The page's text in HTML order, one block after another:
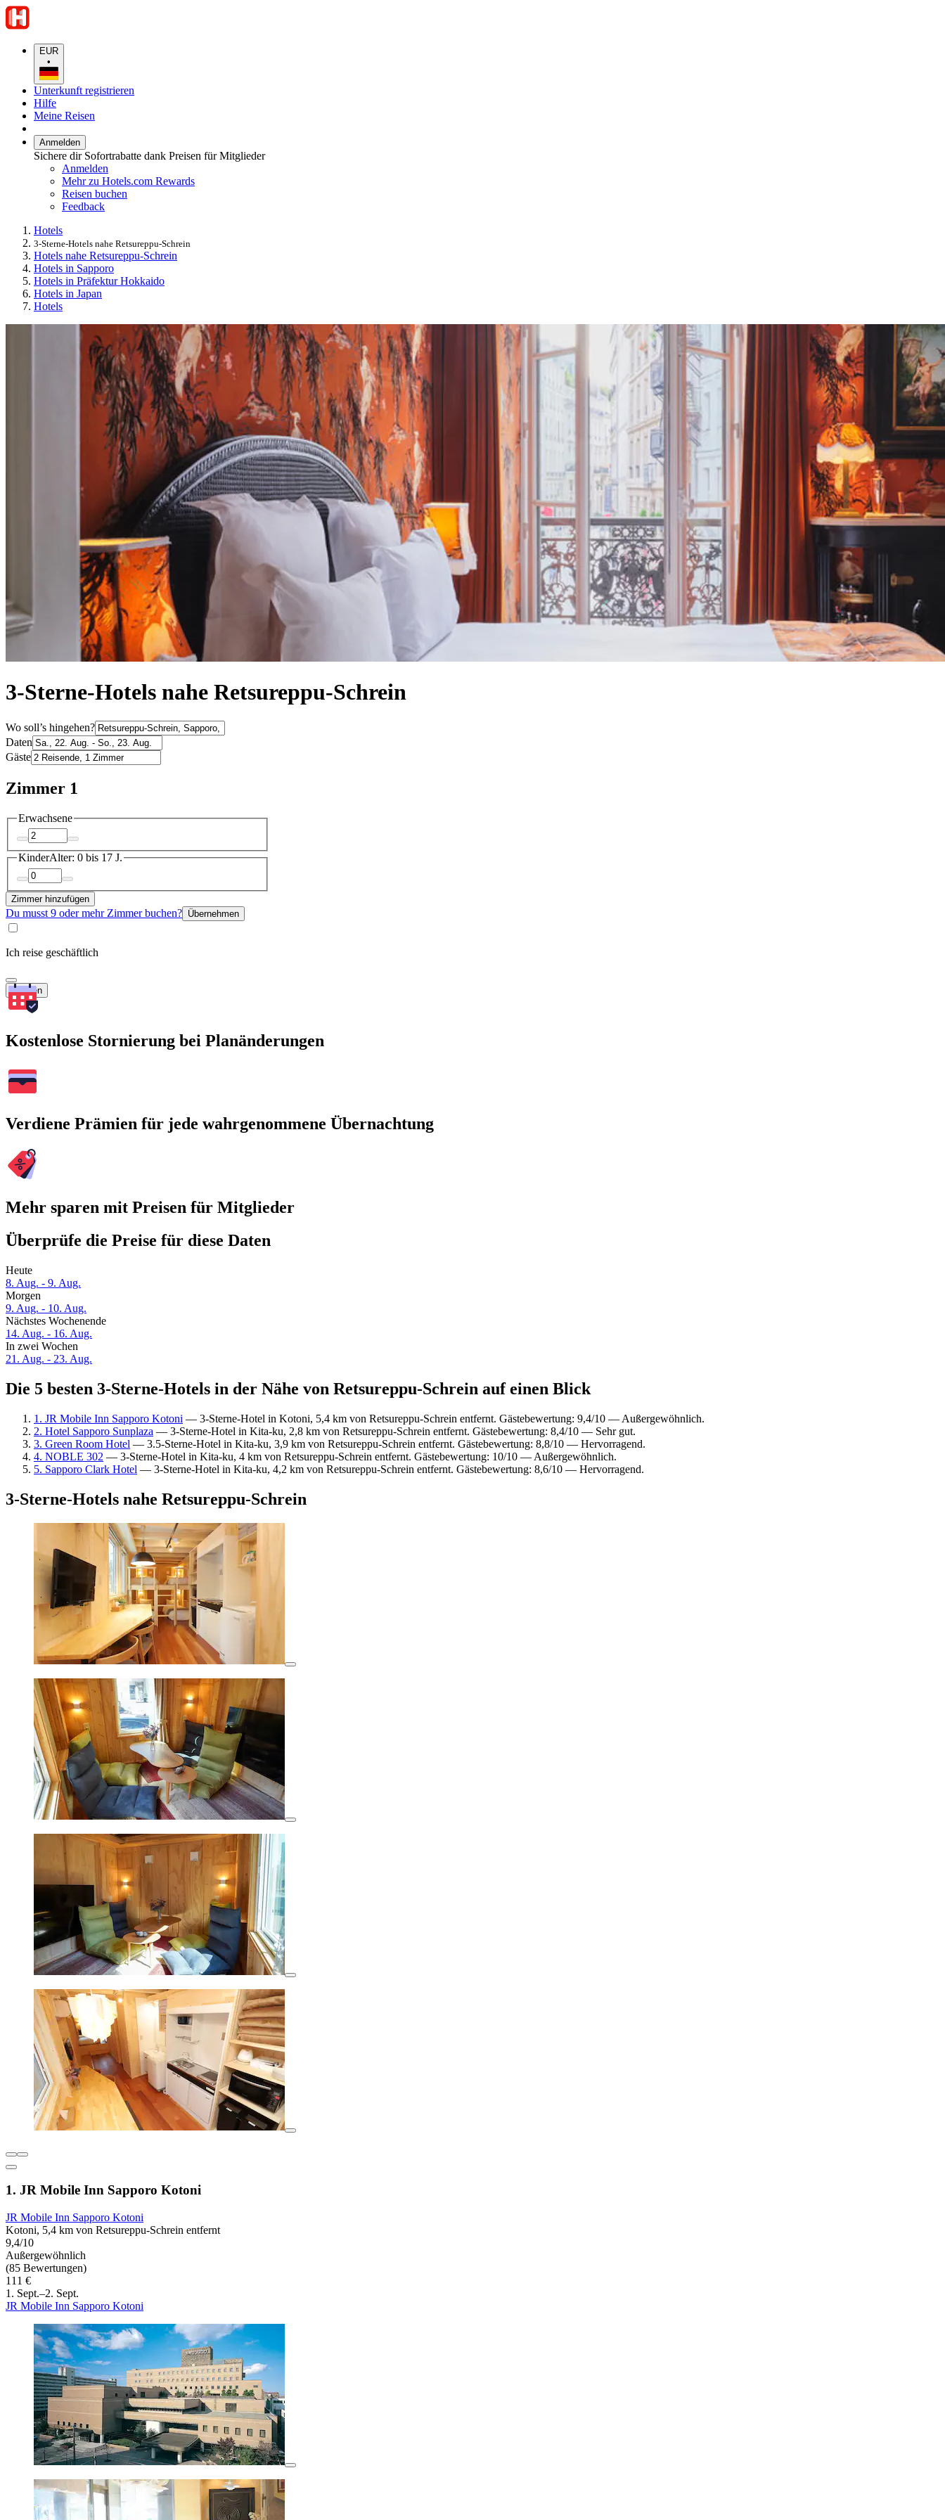
EUR
•
Unterkunft registrieren
Hilfe
Meine Reisen
Anmelden
Sichere dir Sofortrabatte dank Preisen für Mitglieder
Anmelden
Mehr zu Hotels.com Rewards
Reisen buchen
Feedback
Hotels
3-Sterne-Hotels nahe Retsureppu-Schrein
Hotels nahe Retsureppu-Schrein
Hotels in Sapporo
Hotels in Präfektur Hokkaido
Hotels in Japan
Hotels
3-Sterne-Hotels nahe Retsureppu-Schrein
Wo soll’s hingehen?
Daten
Gäste
Zimmer 1
Erwachsene
KinderAlter: 0 bis 17 J.
Zimmer hinzufügen
Du musst 9 oder mehr Zimmer buchen? Übernehmen
Ich reise geschäftlich
Suchen
Kostenlose Stornierung bei Planänderungen
Verdiene Prämien für jede wahrgenommene Übernachtung
Mehr sparen mit Preisen für Mitglieder
Überprüfe die Preise für diese Daten
Heute
8. Aug. - 9. Aug.
Morgen
9. Aug. - 10. Aug.
Nächstes Wochenende
14. Aug. - 16. Aug.
In zwei Wochen
21. Aug. - 23. Aug.
Die 5 besten 3-Sterne-Hotels in der Nähe von Retsureppu-Schrein auf einen Blick
1. JR Mobile Inn Sapporo Kotoni — 3-Sterne-Hotel in Kotoni, 5,4 km von Retsureppu-Schrein entfernt. Gästebewertung: 9,4/10 — Außergewöhnlich.
2. Hotel Sapporo Sunplaza — 3-Sterne-Hotel in Kita-ku, 2,8 km von Retsureppu-Schrein entfernt. Gästebewertung: 8,4/10 — Sehr gut.
3. Green Room Hotel — 3.5-Sterne-Hotel in Kita-ku, 3,9 km von Retsureppu-Schrein entfernt. Gästebewertung: 8,8/10 — Hervorragend.
4. NOBLE 302 — 3-Sterne-Hotel in Kita-ku, 4 km von Retsureppu-Schrein entfernt. Gästebewertung: 10/10 — Außergewöhnlich.
5. Sapporo Clark Hotel — 3-Sterne-Hotel in Kita-ku, 4,2 km von Retsureppu-Schrein entfernt. Gästebewertung: 8,6/10 — Hervorragend.
3-Sterne-Hotels nahe Retsureppu-Schrein
1. JR Mobile Inn Sapporo Kotoni
JR Mobile Inn Sapporo Kotoni
Kotoni, 5,4 km von Retsureppu-Schrein entfernt
9,4/10
Außergewöhnlich
(85 Bewertungen)
111 €
1. Sept.–2. Sept.
JR Mobile Inn Sapporo Kotoni